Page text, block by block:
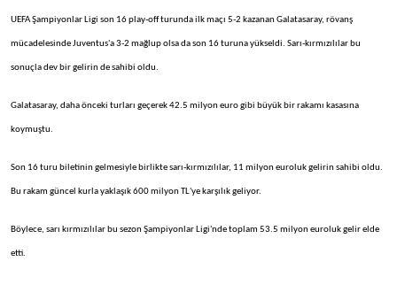
UEFA Şampiyonlar Ligi son 16 play-off turunda ilk maçı 5-2 kazanan Galatasaray, rövanş
mücadelesinde Juventus'a 3-2 mağlup olsa da son 16 turuna yükseldi. Sarı-kırmızılılar bu
sonuçla dev bir gelirin de sahibi oldu.
Galatasaray, daha önceki turları geçerek 42.5 milyon euro gibi büyük bir rakamı kasasına
koymuştu.
Son 16 turu biletinin gelmesiyle birlikte sarı-kırmızılılar, 11 milyon euroluk gelirin sahibi oldu.
Bu rakam güncel kurla yaklaşık 600 milyon TL'ye karşılık geliyor.
Böylece, sarı kırmızılılar bu sezon Şampiyonlar Ligi'nde toplam 53.5 milyon euroluk gelir elde
etti.